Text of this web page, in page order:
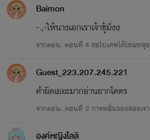
Baimon
-.,-ให้นางเอกเราเจ้าชุ้มั่งง
จากตอน: ตอนที่ 4 ขอไปเดทได้ไหมหลุย
Guest_223.207.245.221
คำผิดเยอะมากอ่านยากโคตร
จากตอน: ตอนที่ 2 การหมั่นของสองเรา
องค์หญิงโลลิ